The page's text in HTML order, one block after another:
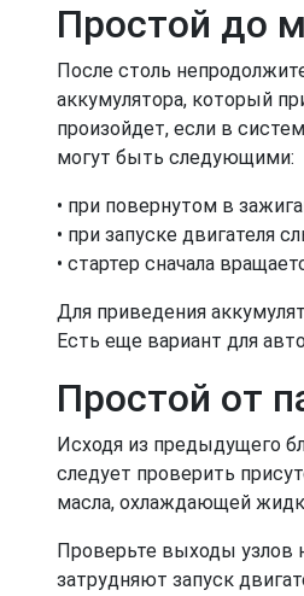
Простой до
После столь
аккумулятора, который
произойдет, если в
могут быть следующими:
• при повернутом в
• при запуске двигателя
• стартер сначала
Для приведения
Есть еще вариант для
Простой от
Исходя из предыдущего
следует проверить
масла, охлаждающей
Проверьте выходы узлов
затрудняют запуск